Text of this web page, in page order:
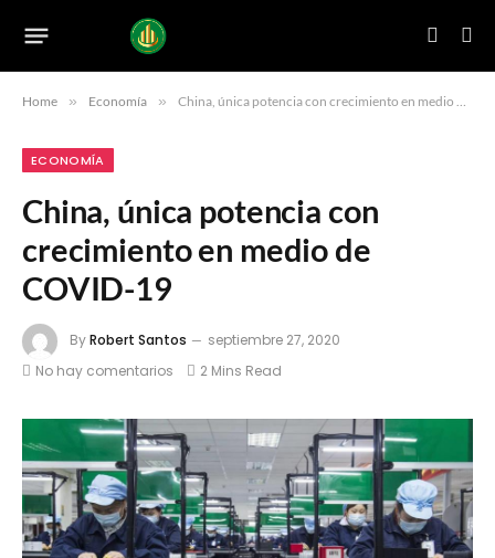
Home » Economía » China, única potencia con crecimiento en medio de COVID-19
ECONOMÍA
China, única potencia con
crecimiento en medio de
COVID-19
ByRobert Santos
septiembre 27, 2020
No hay comentarios
2 Mins Read